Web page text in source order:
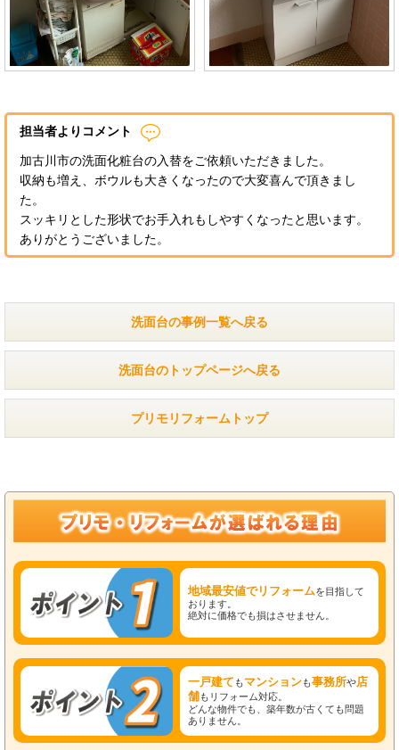
担当者よりコメント
加古川市の洗面化粧台の入替をご依頼いただきました。
収納も増え、ボウルも大きくなったので大変喜んで頂きまし
た。
スッキリとした形状でお手入れもしやすくなったと思います。
ありがとうございました。
洗面台の事例一覧へ戻る
洗面台のトップページへ戻る
プリモリフォームトップ
地域最安値でリフォームを目指して
おります。
絶対に価格でも損はさせません。
一戸建て もマンションも事務所や店
舗もリフォーム対応。
どんな物件でも、築年数が古くても問題
ありません。